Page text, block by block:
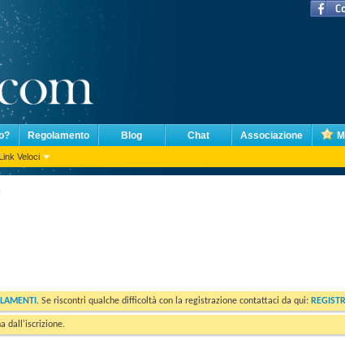
Link Veloci
Regolamento Blog Chat Associazione
. Se riscontri qualche difficoltà con la registrazione contattaci da qui:
dall'iscrizione.